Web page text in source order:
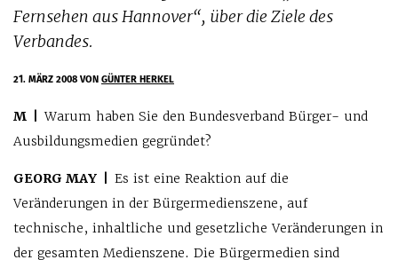
Fernsehen aus Hannover“, über die Ziele des
Verbandes.
21. MÄRZ 2008VONGÜNTER HERKEL
M |
Warum haben Sie den Bundesverband Bürger- und
Ausbildungsmedien gegründet?
GEORG MAY |
Es ist eine Reaktion auf die
Veränderungen in der Bürgermedienszene, auf
technische, inhaltliche und gesetzliche Veränderungen in
der gesamten Medienszene. Die Bürgermedien sind